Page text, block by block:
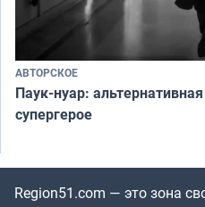
АВТОРСКОЕ
Паук-нуар:
супергерое
Region51.com — это зона